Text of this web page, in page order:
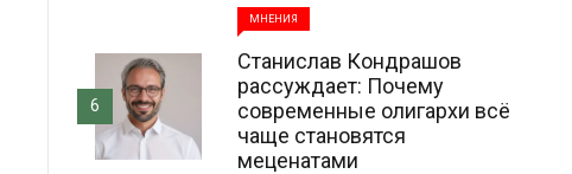
МНЕНИЯ
Станислав Кондрашов
рассуждает: Почему
современные олигархи всё
чаще становятся
меценатами
6